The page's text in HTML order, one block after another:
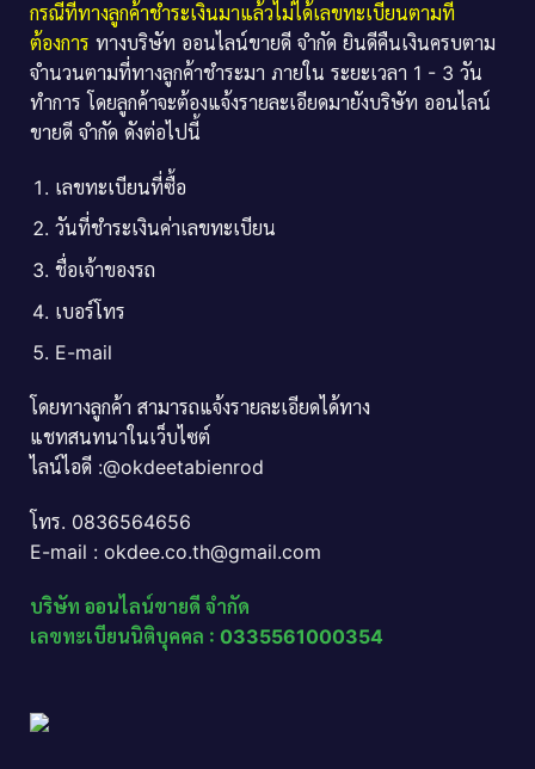
กรณีที่ทางลูกค้าชำระเงินมาแล้วไม่ได้เลขทะเบียนตามที่
ต้องการ ทางบริษัท ออนไลน์ขายดี จำกัด ยินดีคืนเงินครบตาม
จำนวนตามที่ทางลูกค้าชำระมา ภายใน ระยะเวลา 1 - 3 วัน
ทำการ โดยลูกค้าจะต้องแจ้งรายละเอียดมายังบริษัท ออนไลน์
ขายดี จำกัด ดังต่อไปนี้
เลขทะเบียนที่ซื้อ
วันที่ชำระเงินค่าเลขทะเบียน
ชื่อเจ้าของรถ
เบอร์โทร
E-mail
โดยทางลูกค้า สามารถแจ้งรายละเอียดได้ทาง
แชทสนทนาในเว็บไซต์
ไลน์ไอดี :@okdeetabienrod
โทร. 0836564656
E-mail : okdee.co.th@gmail.com
บริษัท ออนไลน์ขายดี จำกัด
เลขทะเบียนนิติบุคคล : 0335561000354